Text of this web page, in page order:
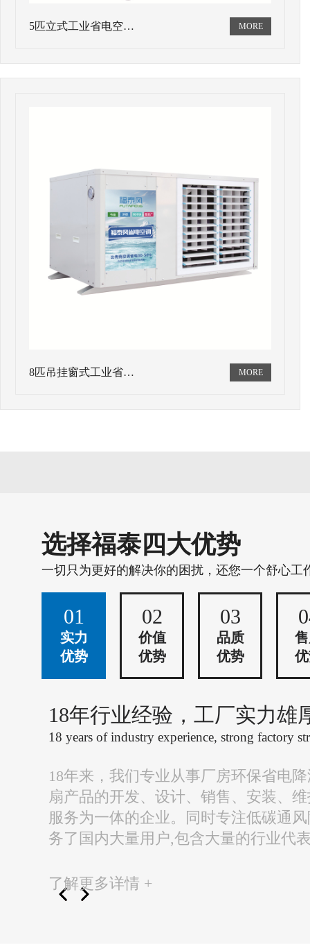
5匹立式工业省电空…
8匹吊挂窗式工业省…
选择福泰四大优势
一切只为更好的解决你的困扰，还您一个舒心工
01
实力
优势
02
价值
优势
03
品质
优势
18年行业经验，工厂实力雄
18 years of industry experience, strong factory
18年来，我们专业从事厂房环保省电
扇产品的开发、设计、销售、安装、
服务为一体的企业。同时专注低碳通
务了国内大量用户,包含大量的行业代
了解更多详情 +